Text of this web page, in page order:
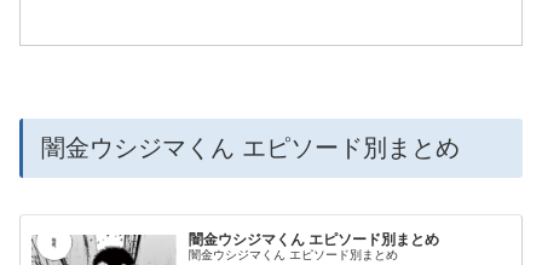
闇金ウシジマくん エピソード別まとめ
闇金ウシジマくん エピソード別まとめ
闇金ウシジマくん エピソード別まとめ